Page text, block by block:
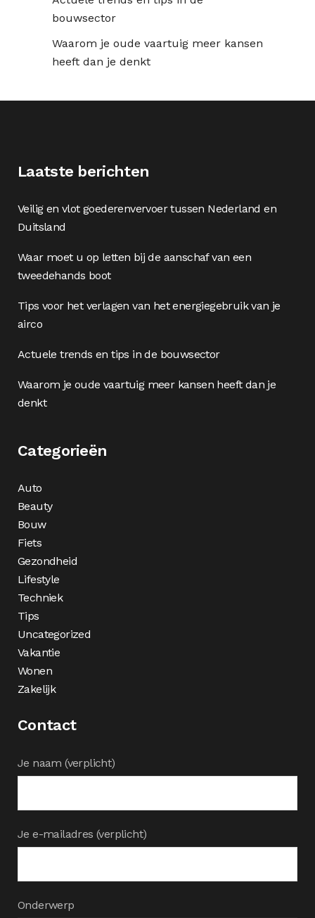
bouwsector
Waarom je oude vaartuig meer kansen
heeft dan je denkt
Laatste berichten
Veilig en vlot goederenvervoer tussen Nederland en
Duitsland
Waar moet u op letten bij de aanschaf van een
tweedehands boot
Tips voor het verlagen van het energiegebruik van je
airco
Actuele trends en tips in de bouwsector
Waarom je oude vaartuig meer kansen heeft dan je
denkt
Categorieën
Auto
Beauty
Bouw
Fiets
Gezondheid
Lifestyle
Techniek
Tips
Uncategorized
Vakantie
Wonen
Zakelijk
Contact
Je naam (verplicht)
Je e-mailadres (verplicht)
Onderwerp